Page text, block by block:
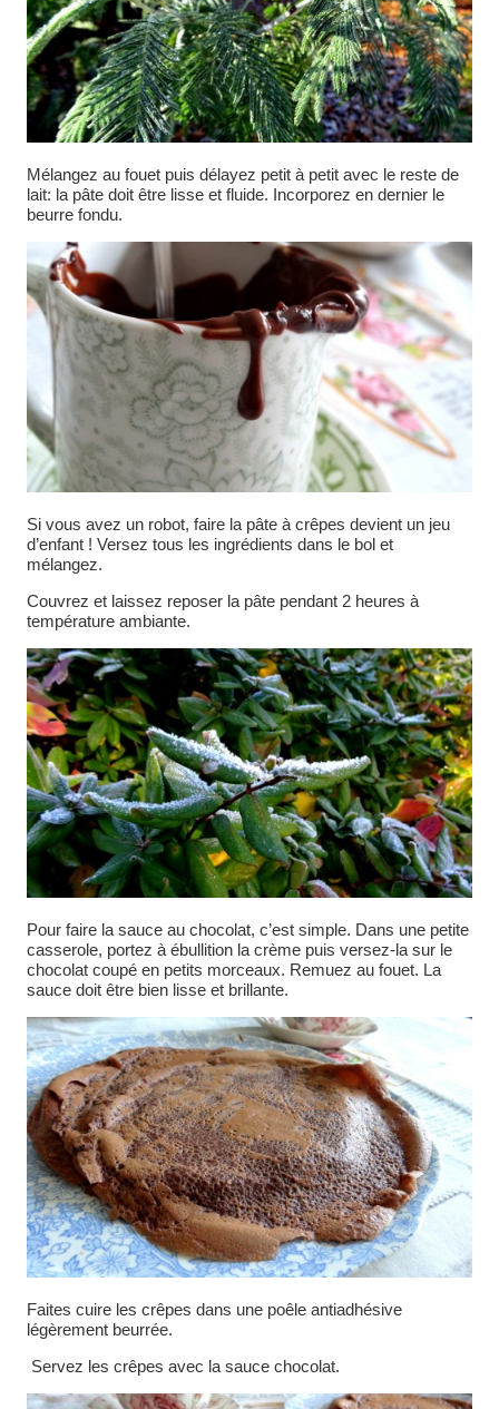
Mélangez au fouet puis délayez petit à petit avec le reste de
lait: la pâte doit être lisse et fluide. Incorporez en dernier le
beurre fondu.
Si vous avez un robot, faire la pâte à crêpes devient un jeu
d’enfant ! Versez tous les ingrédients dans le bol et
mélangez.
Couvrez et laissez reposer la pâte pendant 2 heures à
température ambiante.
Pour faire la sauce au chocolat, c’est simple. Dans une petite
casserole, portez à ébullition la crème puis versez-la sur le
chocolat coupé en petits morceaux. Remuez au fouet. La
sauce doit être bien lisse et brillante.
Faites cuire les crêpes dans une poêle antiadhésive
légèrement beurrée.
Servez les crêpes avec la sauce chocolat.